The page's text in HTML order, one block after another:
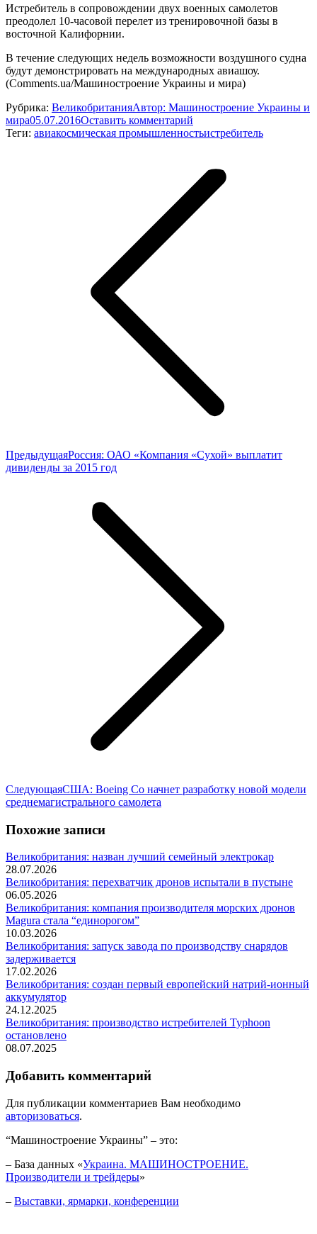
Истребитель в сопровождении двух военных самолетов
преодолел 10-часовой перелет из тренировочной базы в
восточной Калифорнии.
В течение следующих недель возможности воздушного судна
будут демонстрировать на международных авиашоу.
(Comments.ua/Машиностроение Украины и мира)
Рубрика: ВеликобританияАвтор: Машиностроение Украины и
мира05.07.2016Оставить комментарий
Теги: авиакосмическая промышленностьистребитель
ПредыдущаяПредыдущая
запись:
Россия: ОАО «Компания «Сухой» выплатит
дивиденды за 2015 год
СледующаяСледующая
запись:
США: Boeing Co начнет разработку новой модели
среднемагистрального самолета
Похожие записи
Великобритания: назван лучший семейный электрокар
28.07.2026
Великобритания: перехватчик дронов испытали в пустыне
06.05.2026
Великобритания: компания производителя морских дронов
Magura стала “единорогом”
10.03.2026
Великобритания: запуск завода по производству снарядов
задерживается
17.02.2026
Великобритания: создан первый европейский натрий-ионный
аккумулятор
24.12.2025
Великобритания: производство истребителей Typhoon
остановлено
08.07.2025
Добавить комментарий
Для публикации комментариев Вам необходимо
авторизоваться.
“Машиностроение Украины” – это:
– База данных «Украина. МАШИНОСТРОЕНИЕ.
Производители и трейдеры»
– Выставки, ярмарки, конференции